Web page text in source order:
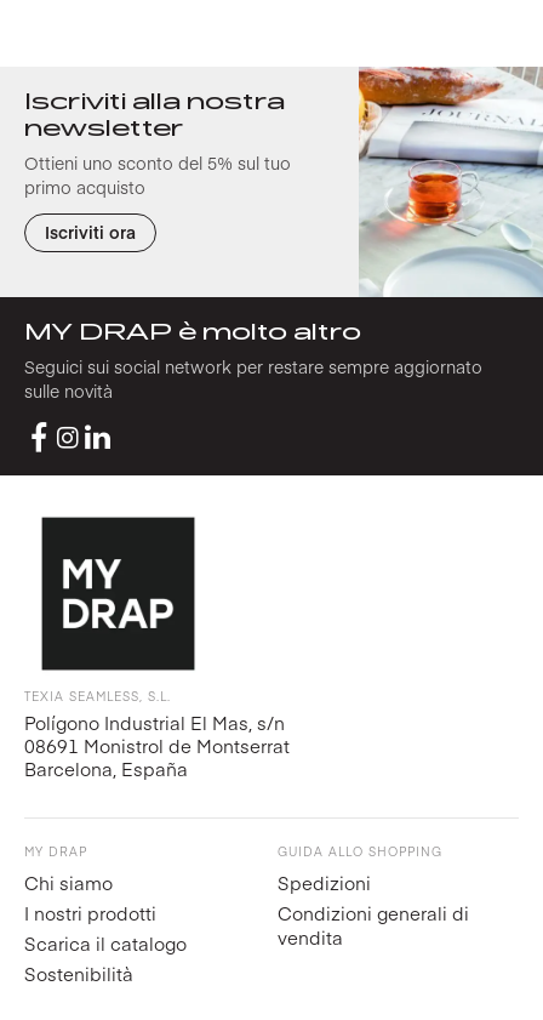
Iscriviti alla nostra
newsletter
Ottieni uno sconto del 5% sul tuo
primo acquisto
Iscriviti ora
MY DRAP è molto altro
Seguici sui social network per restare sempre aggiornato
sulle novità
TEXIA SEAMLESS, S.L.
Polígono Industrial El Mas, s/n
08691 Monistrol de Montserrat
Barcelona, España
MY DRAP
Chi siamo
I nostri prodotti
Scarica il catalogo
Sostenibilità
GUIDA ALLO SHOPPING
Spedizioni
Condizioni generali di
vendita